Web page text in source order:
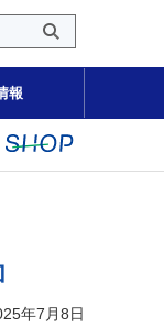
報
年7月8日